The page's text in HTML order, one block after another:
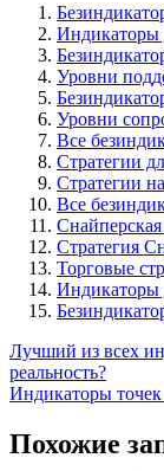
Индикаторы
Уровни
Уровни
Все
Стратегии
Стратегии
Все
Стратегия
Торговые
Индикаторы
Навигация
по
Лучший из всех
реальность?
Индикаторы
Похожие